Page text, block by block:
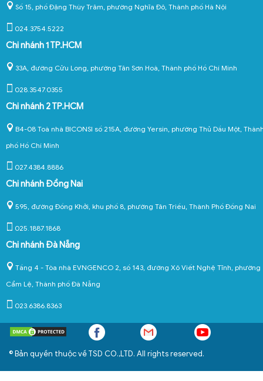
Số 15, phố Đặng Thùy Trâm, phường Nghĩa Đô, Thành phố Hà Nội
024.3754.5222
Chi nhánh 1 TP.HCM
33A, đường Cửu Long, phường Tân Sơn Hoà, Thành phố Hồ Chí Minh
028.3547.0355
Chi nhánh 2 TP.HCM
B4-08 Toà nhà BICONSI số 215A, đường Yersin, phường Thủ Dầu Một,
phố Hồ Chí Minh
027.4384.8886
Chi nhánh Đồng Nai
595, đường Đồng Khởi, khu phố 8, phường Tân Triều, Thành Phố Đồng Nai
025.1887.1868
Chi nhánh Đà Nẵng
Tầng 4 - Tòa nhà EVNGENCO 2, số 143, đường Xô Viết Nghệ Tĩnh, phường
Cẩm Lệ, Thành phố Đà Nẵng
023.6386.8363
© Bản quyền thuộc về TSD CO.,LTD. All rights reserved.